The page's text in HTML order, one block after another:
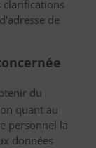
clarifications
de
du
quant au
personnel la
données